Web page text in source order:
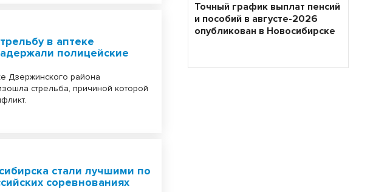
в аптеке
полицейские
Дзержинского района
стрельба, причиной которой
стали лучшими по
соревнованиях
Точный график выплат пенсий
и пособий в августе-2026
опубликован в Новосибирске